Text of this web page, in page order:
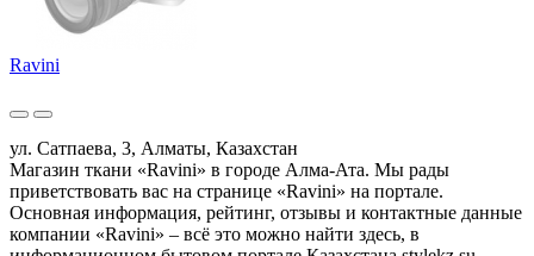
Ravini
ул. Сатпаева, 3, Алматы, Казахстан
Магазин ткани «Ravini» в городе Алма-Ата. Мы рады
приветствовать вас на странице «Ravini» на портале.
Основная информация, рейтинг, отзывы и контактные данные
компании «Ravini» – всё это можно найти здесь, в